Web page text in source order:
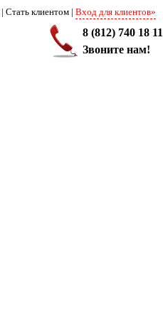
| Стать клиентом | Вход для клиентов»
8 (812) 740 18 11
Звоните нам!